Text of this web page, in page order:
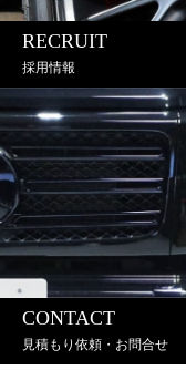
RECRUIT
採用情報
CONTACT
見積もり依頼・お問合せ